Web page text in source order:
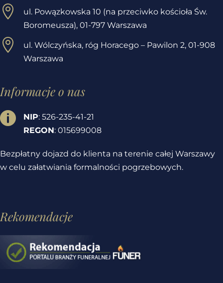

ul. Powązkowska 10 (na przeciwko kościoła Św.
Boromeusza), 01-797 Warszawa
 ul. Wólczyńska, róg Horacego – Pawilon 2, 01-908
Warszawa
Informacje o nas

NIP: 526-235-41-21
REGON: 015699008
Bezpłatny dojazd do klienta na terenie całej Warszawy
w celu załatwiania formalności pogrzebowych.
Rekomendacje